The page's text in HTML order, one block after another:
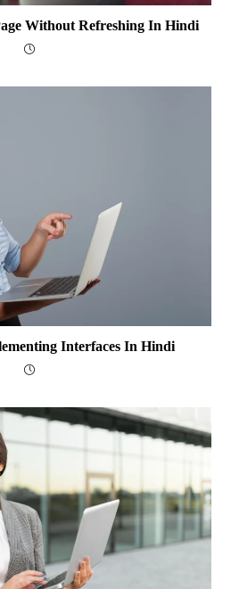
Without Refreshing In Hindi
Interfaces In Hindi